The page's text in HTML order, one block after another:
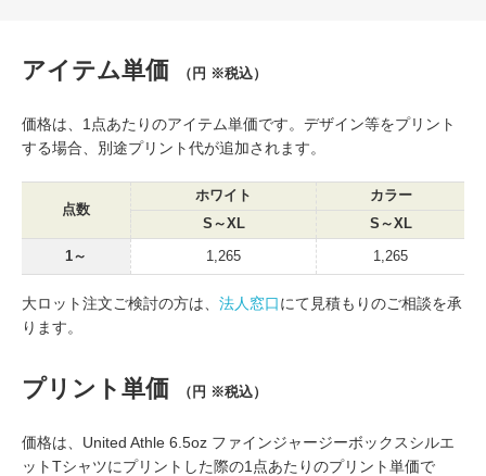
アイテム単価 （円 ※税込）
価格は、1点あたりのアイテム単価です。デザイン等をプリント
する場合、別途プリント代が追加されます。
点数
ホワイト
カラー
S～XL
S～XL
1～ 1,265 1,265
大ロット注文ご検討の方は、 法人窓口にて見積もりのご相談を承
ります。
プリント単価 （円 ※税込）
価格は、United Athle 6.5oz ファインジャージーボックスシルエ
ットTシャツにプリントした際の1点あたりのプリント単価で